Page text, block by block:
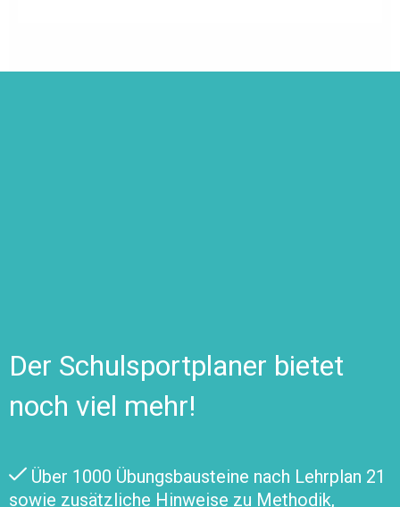
Der Schulsportplaner bietet
noch viel mehr!
Über 1000 Übungsbausteine nach Lehrplan 21
sowie zusätzliche Hinweise zu Methodik,